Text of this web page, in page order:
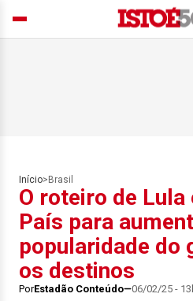
Início> Brasil
O roteiro de Lula
País para
popularidade do
os destinos
PorEstadão Conteúdo 06/02/25 -